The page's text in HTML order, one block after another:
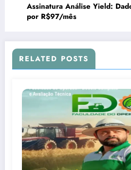
Assinatura Análise Yield:
por R$97/mês
RELATED POSTS